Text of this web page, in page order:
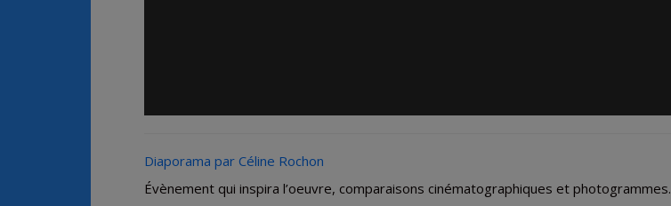
Diaporama par Céline Rochon
Évènement qui inspira l’oeuvre, comparaisons cinématographiques et photogrammes.